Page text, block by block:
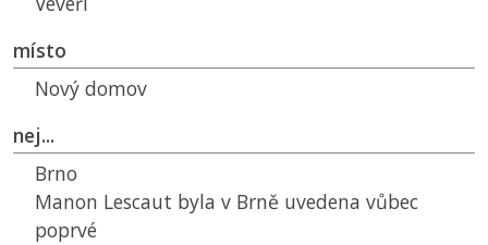
místo
Nový domov
nej...
Brno
Manon Lescaut byla v Brně uvedena vůbec
poprvé